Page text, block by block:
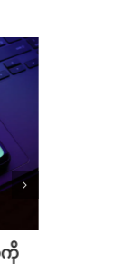
ကို